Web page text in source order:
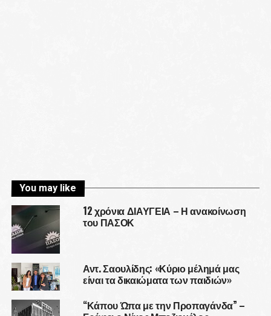
You may like
12 χρόνια ΔΙΑΥΓΕΙΑ – Η ανακοίνωση
του ΠΑΣΟΚ
Αντ. Σαουλίδης: «Κύριο μέλημά μας
είναι τα δικαιώματα των παιδιών»
“Κάπου Ώπα με την Προπαγάνδα” –